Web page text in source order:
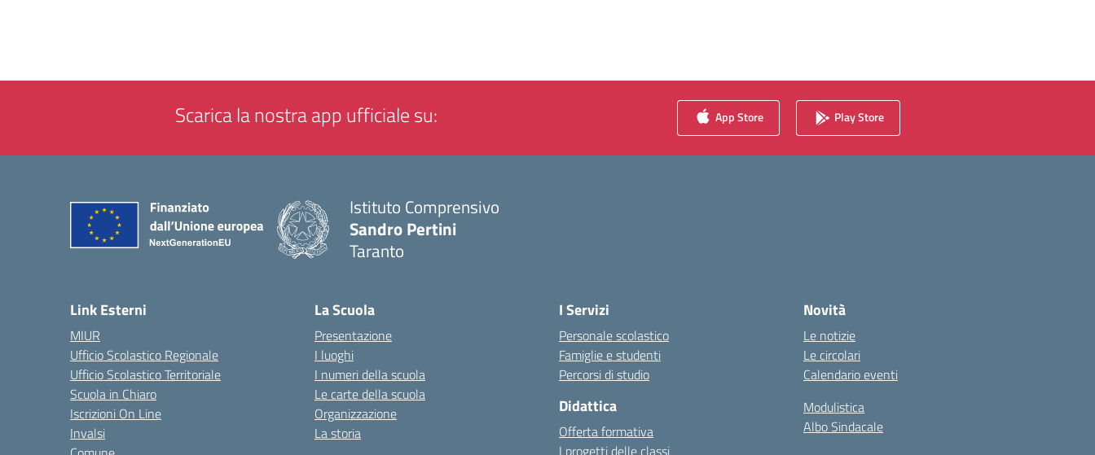
Scarica la nostra app ufficiale su: App Store Play Store
Istituto Comprensivo
Sandro Pertini
Taranto
Link Esterni
MIUR
Ufficio Scolastico Regionale
Ufficio Scolastico Territoriale
Scuola in Chiaro
Iscrizioni On Line
Invalsi
La Scuola
Presentazione
I luoghi
I numeri della scuola
Le carte della scuola
Organizzazione
La storia
I Servizi
Personale scolastico
Famiglie e studenti
Percorsi di studio
Didattica
Offerta formativa
I progetti delle classi
Novità
Le notizie
Le circolari
Calendario eventi
Modulistica
Albo Sindacale